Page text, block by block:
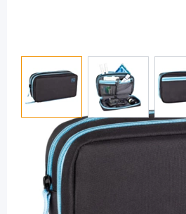
View larger imageView larger
Elite Bags
Elite Bags DIABETIC`S
Blau - kompakt &
Diashop.de Kat.-Nr.